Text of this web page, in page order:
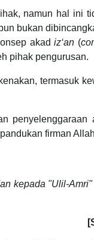
namun hal ini
bukan
akadiz‘an (
pihak pengurusan.
termasuk
penyelenggaraan
firman
kepada "Ulil-